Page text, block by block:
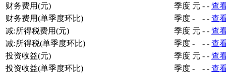
财务费用(元)
季度 元 - - 查
财务费用(单季度环比)
季度 - - - 查
减:所得税费用(元)
季度 元 - - 查
减:所得税(单季度环比)
季度 - - - 查
投资收益(元)
季度 元 - - 查
投资收益(单季度环比)
季度 - - - 查